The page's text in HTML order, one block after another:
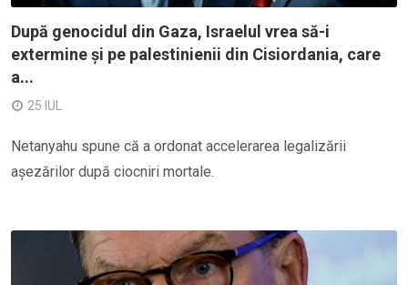
După genocidul din Gaza, Israelul vrea să-i
extermine și pe palestinienii din Cisiordania, care
a...
25 IUL
Netanyahu spune că a ordonat accelerarea legalizării
așezărilor după ciocniri mortale.